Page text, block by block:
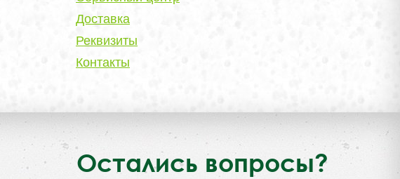
Доставка
Реквизиты
Контакты
Остались вопросы?